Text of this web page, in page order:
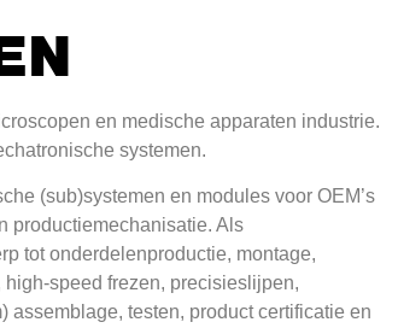
en medische apparaten industrie.
systemen.
(sub)systemen en modules voor OEM’s
productiemechanisatie. Als
tot onderdelenproductie, montage,
speed frezen, precisieslijpen,
testen, product certificatie en